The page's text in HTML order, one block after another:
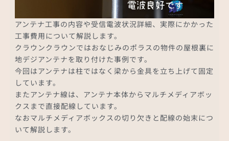
アンテナ工事の内容や受信電波状況詳細、実際にかかった
工事費用について解説します。
クラウンクラウンではおなじみのポラスの物件の屋根裏に
地デジアンテナを取り付けた事例です。
今回はアンテナは柱ではなく梁から金具を立ち上げて固定
しています。
またアンテナ線は、アンテナ本体からマルチメディアボッ
クスまで直接配線しています。
なおマルチメディアボックスの切り欠きと配線の始末につ
いて解説します。